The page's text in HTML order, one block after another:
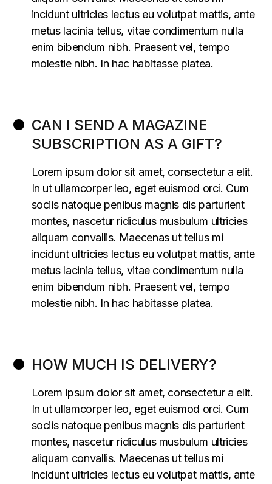
incidunt ultricies lectus eu volutpat mattis, ante
metus lacinia tellus, vitae condimentum nulla
enim bibendum nibh. Praesent vel, tempo
molestie nibh. In hac habitasse platea.
CAN I SEND A MAGAZINE
SUBSCRIPTION AS A GIFT?
Lorem ipsum dolor sit amet, consectetur a elit.
In ut ullamcorper leo, eget euismod orci. Cum
sociis natoque penibus magnis dis parturient
montes, nascetur ridiculus musbulum ultricies
aliquam convallis. Maecenas ut tellus mi
incidunt ultricies lectus eu volutpat mattis, ante
metus lacinia tellus, vitae condimentum nulla
enim bibendum nibh. Praesent vel, tempo
molestie nibh. In hac habitasse platea.
HOW MUCH IS DELIVERY?
Lorem ipsum dolor sit amet, consectetur a elit.
In ut ullamcorper leo, eget euismod orci. Cum
sociis natoque penibus magnis dis parturient
montes, nascetur ridiculus musbulum ultricies
aliquam convallis. Maecenas ut tellus mi
incidunt ultricies lectus eu volutpat mattis, ante